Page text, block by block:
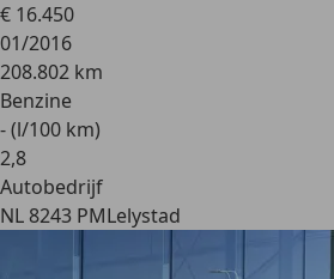
€ 16.450
01/2016
208.802 km
Benzine
- (l/100 km)
2,8
Autobedrijf
NL 8243 PMLelystad